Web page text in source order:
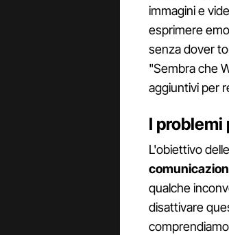
immagini e
esprimere
senza dover
"Sembra che
aggiuntivi per
I
L'obiettivo
qualche
disattivare